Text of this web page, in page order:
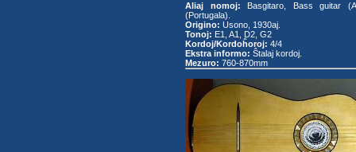
Aliaj nomoj: Basgitaro, Bass guitar
(Portugala).
Origino: Usono, 1930aj.
Tonoj: E1, A1, D2, G2
Kordoj/Kordoĥoroj: 4/4
Ekstra informo: Ŝtalaj kordoj.
Mezuro: 760-870mm